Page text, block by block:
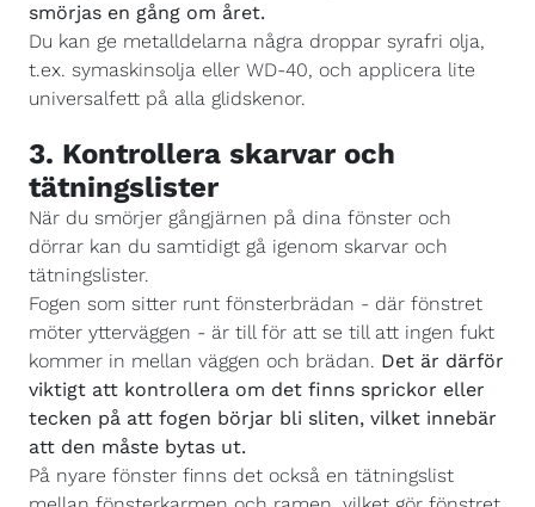
smörjas en gång om året.
Du kan ge metalldelarna några droppar syrafri olja,
t.ex. symaskinsolja eller WD-40, och applicera lite
universalfett på alla glidskenor.
3. Kontrollera skarvar och
tätningslister
När du smörjer gångjärnen på dina fönster och
dörrar kan du samtidigt gå igenom skarvar och
tätningslister.
Fogen som sitter runt fönsterbrädan - där fönstret
möter ytterväggen - är till för att se till att ingen fukt
kommer in mellan väggen och brädan. Det är därför
viktigt att kontrollera om det finns sprickor eller
tecken på att fogen börjar bli sliten, vilket innebär
att den måste bytas ut.
På nyare fönster finns det också en tätningslist